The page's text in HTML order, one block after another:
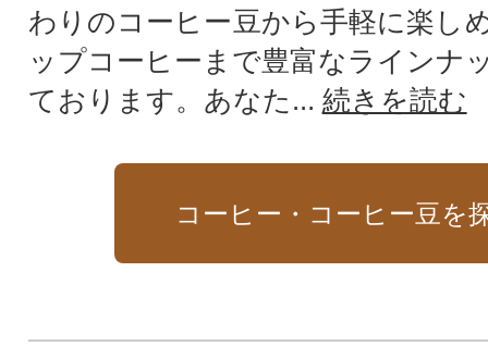
わりのコーヒー豆から手軽に楽し
ップコーヒーまで豊富なラインナ
ております。あなた... 続きを読む
コーヒー・コーヒー豆を